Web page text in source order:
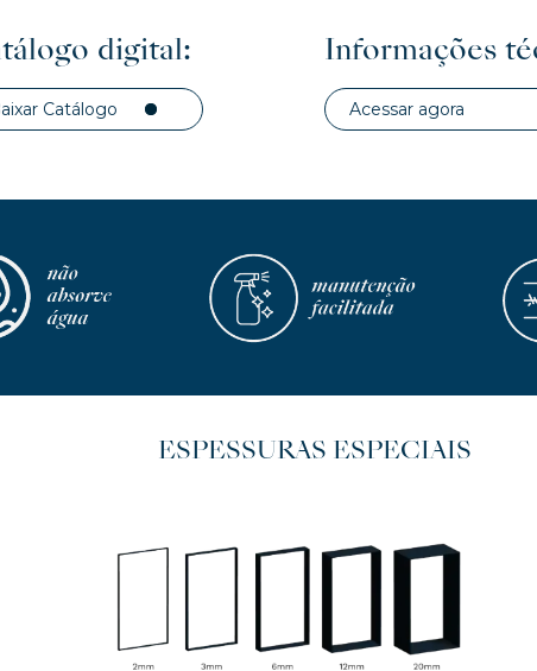
digital:
Catálogo
Informações
Acessar agora
ESPESSURAS ESPECIAIS